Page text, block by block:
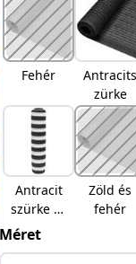
Fehér
Antracits
zürke
Antracit
szürke és
fehér
Zöld és
fehér
Méret